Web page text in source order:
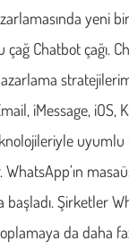
yeni
çağ Chatbot
iMessage, iOS,
uyumlu
WhatsApp’ın
Şirketler
da daha